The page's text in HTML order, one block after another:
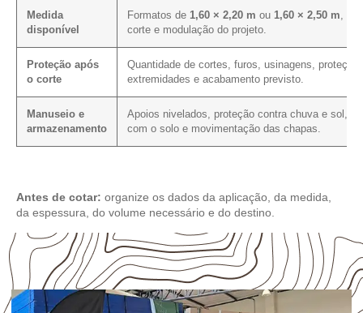
Medida
disponível
Formatos de 1,60 × 2,20 m ou 1,60 × 2,50 m,
corte e modulação do projeto.
Proteção após
o corte
Quantidade de cortes, furos, usinagens, proteção
extremidades e acabamento previsto.
Manuseio e
armazenamento
Apoios nivelados, proteção contra chuva e sol,
com o solo e movimentação das chapas.
Antes de cotar: organize os dados da aplicação, da medida,
da espessura, do volume necessário e do destino.